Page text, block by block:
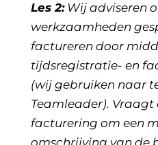
Les 2:Wij adviseren
werkzaamheden
factureren door
tijdsregistratie- en
(wij gebruiken naar
Teamleader). Vraagt
facturering om een
omschrijving van de